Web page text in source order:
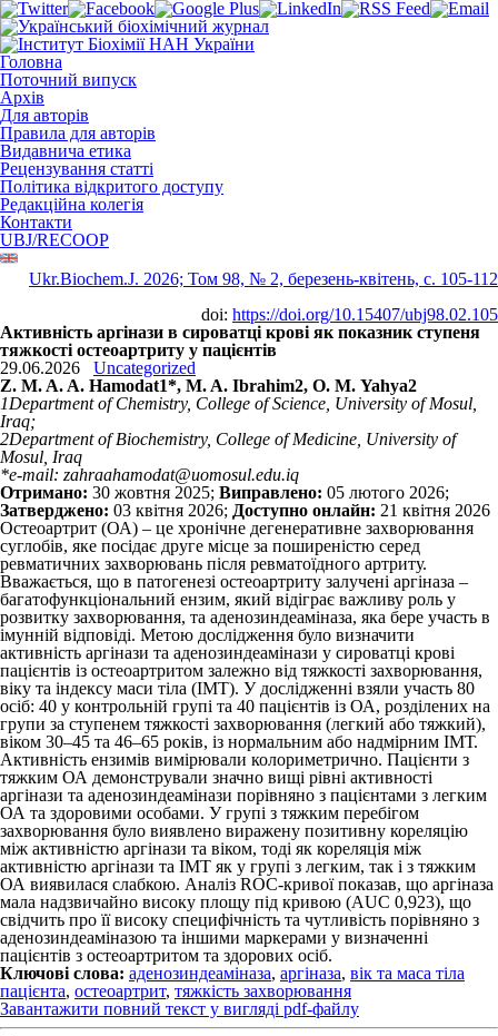
Головна
Поточний випуск
Архів
Для авторів
Правила для авторів
Видавнича етика
Рецензування статті
Політика відкритого доступу
Редакційна колегія
Контакти
UBJ/RECOOP
Ukr.Biochem.J. 2026; Том 98, № 2, березень-квітень, c. 105-112
doi: https://doi.org/10.15407/ubj98.02.105
Активність аргінази в сироватці крові як показник ступеня
тяжкості остеоартриту у пацієнтів
29.06.2026
Uncategorized
Z. M. A. A. Hamodat1*, M. A. Ibrahim2, O. M. Yahya2
1Department of Chemistry, College of Science, University of Mosul,
Iraq;
2Department of Biochemistry, College of Medicine, University of
Mosul, Iraq
*e-mail: zahraahamodat@uomosul.edu.iq
Отримано: 30 жовтня 2025; Виправлено: 05 лютого 2026;
Затверджено: 03 квітня 2026; Доступно онлайн: 21 квітня 2026
Остеоартрит (ОА) – це хронічне дегенеративне захворювання
суглобів, яке посідає друге місце за поширеністю серед
ревматичних захворювань після ревматоїдного артриту.
Вважається, що в патогенезі остеоартриту залучені аргіназа –
багатофункціональний ензим, який відіграє важливу роль у
розвитку захворювання, та аденозиндеаміназа, яка бере участь в
імунній відповіді. Метою дослідження було визначити
активність аргінази та аденозиндеамінази у сироватці крові
пацієнтів із остеоартритом залежно від тяжкості захворювання,
віку та індексу маси тіла (ІМТ). У дослідженні взяли участь 80
осіб: 40 у контрольній групі та 40 пацієнтів із ОА, розділених на
групи за ступенем тяжкості захворювання (легкий або тяжкий),
віком 30–45 та 46–65 років, із нормальним або надмірним ІМТ.
Активність ензимів вимірювали колориметрично. Пацієнти з
тяжким ОА демонстрували значно вищі рівні активності
аргінази та аденозиндеамінази порівняно з пацієнтами з легким
ОА та здоровими особами. У групі з тяжким перебігом
захворювання було виявлено виражену позитивну кореляцію
між активністю аргінази та віком, тоді як кореляція між
активністю аргінази та ІМТ як у групі з легким, так і з тяжким
ОА виявилася слабкою. Аналіз ROC-кривої показав, що аргіназа
мала надзвичайно високу площу під кривою (AUC 0,923), що
свідчить про її високу специфічність та чутливість порівняно з
аденозиндеаміназою та іншими маркерами у визначенні
пацієнтів з остеоартритом та здорових осіб.
Ключові слова: адено­зиндеаміназа, аргіназа, вік та маса тіла
пацієнта, остеоартрит, тяжкість захворювання
Завантажити повний текст у вигляді pdf-файлу